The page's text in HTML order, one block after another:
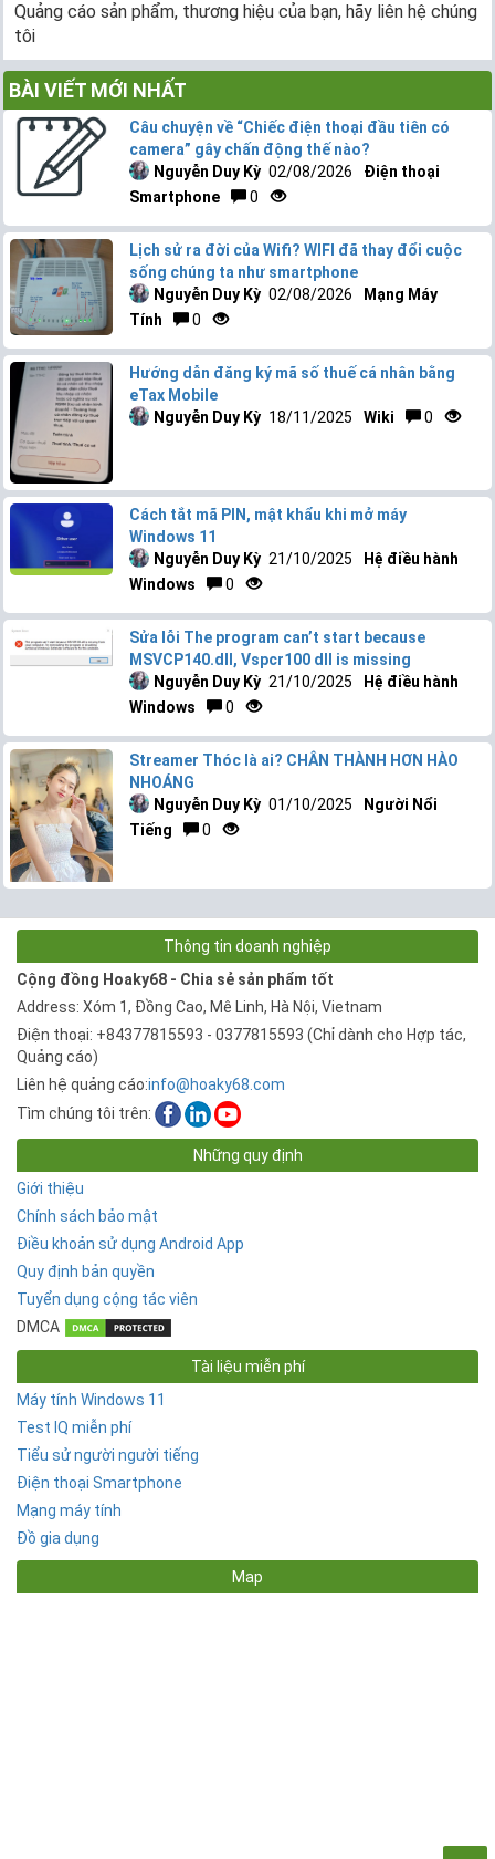
Quảng cáo sản phẩm, thương hiệu của bạn, hãy liên hệ chúng
tôi
BÀI VIẾT MỚI NHẤT
Câu chuyện về “Chiếc điện thoại đầu tiên có
camera” gây chấn động thế nào?
Nguyễn Duy Kỳ 02/08/2026
Điện thoại
Smartphone
0
Lịch sử ra đời của Wifi? WIFI đã thay đổi cuộc
sống chúng ta như smartphone
Nguyễn Duy Kỳ 02/08/2026
Mạng Máy
Tính
0
Hướng dẫn đăng ký mã số thuế cá nhân bằng
eTax Mobile
Nguyễn Duy Kỳ 18/11/2025 Wiki 0
Cách tắt mã PIN, mật khẩu khi mở máy
Windows 11
Nguyễn Duy Kỳ 21/10/2025
Hệ điều hành
Windows
0
Sửa lỗi The program can’t start because
MSVCP140.dll, Vspcr100 dll is missing
Nguyễn Duy Kỳ 21/10/2025
Hệ điều hành
Windows
0
Streamer Thóc là ai? CHÂN THÀNH HƠN HÀO
NHOÁNG
Nguyễn Duy Kỳ 01/10/2025
Người Nổi
Tiếng
0
Thông tin doanh nghiệp
Cộng đồng Hoaky68 - Chia sẻ sản phẩm tốt
Address: Xóm 1, Đồng Cao, Mê Linh, Hà Nội, Vietnam
Điện thoại: +84377815593 - 0377815593 (Chỉ dành cho Hợp tác,
Quảng cáo)
Liên hệ quảng cáo:info@hoaky68.com
Tìm chúng tôi trên:
Những quy định
Giới thiệu
Chính sách bảo mật
Điều khoản sử dụng Android App
Quy định bản quyền
Tuyển dụng cộng tác viên
DMCA
Tài liệu miễn phí
Máy tính Windows 11
Test IQ miễn phí
Tiểu sử người người tiếng
Điện thoại Smartphone
Mạng máy tính
Đồ gia dụng
Map